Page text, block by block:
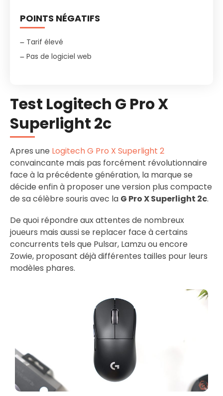
POINTS NÉGATIFS
Tarif élevé
Pas de logiciel web
Test Logitech G Pro X
Superlight 2c
Apres une Logitech G Pro X Superlight 2
convaincante mais pas forcément révolutionnaire
face à la précédente génération, la marque se
décide enfin à proposer une version plus compacte
de sa célèbre souris avec la G Pro X Superlight 2c.
De quoi répondre aux attentes de nombreux
joueurs mais aussi se replacer face à certains
concurrents tels que Pulsar, Lamzu ou encore
Zowie, proposant déjà différentes tailles pour leurs
modèles phares.